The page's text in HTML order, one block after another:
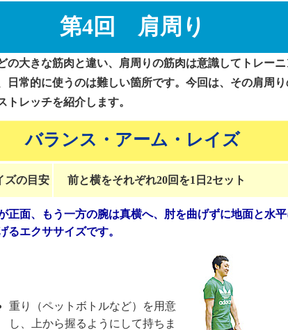
第4回 肩周り
の大きな筋肉と違い、肩周りの筋肉は意識してトレー
日常的に使うのは難しい箇所です。今回は、その肩周
トレッチを紹介します。
バランス・アーム・レイズ
ズの目安 前と横をそれぞれ20回を1日2セット
正面、もう一方の腕は真横へ、肘を曲げずに地面と水
るエクササイズです。
重り（ペットボトルなど）を用意
し、上から握るようにして持ちま